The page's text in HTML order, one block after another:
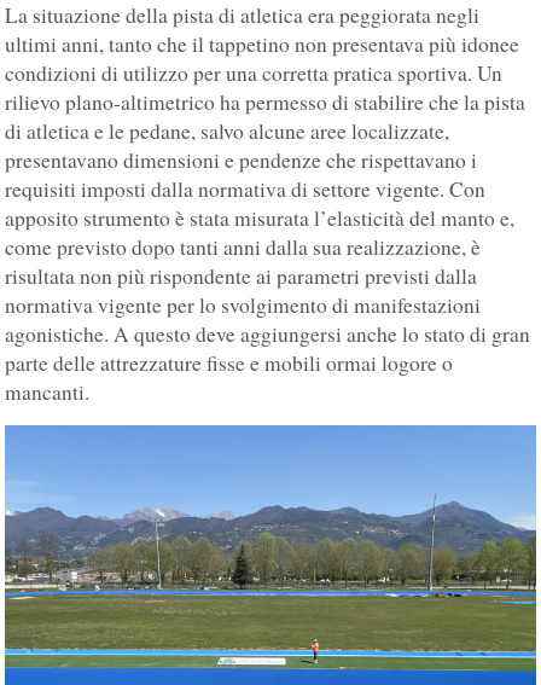
La situazione della pista di atletica era peggiorata negli
ultimi anni, tanto che il tappetino non presentava più idonee
condizioni di utilizzo per una corretta pratica sportiva. Un
rilievo plano-altimetrico ha permesso di stabilire che la pista
di atletica e le pedane, salvo alcune aree localizzate,
presentavano dimensioni e pendenze che rispettavano i
requisiti imposti dalla normativa di settore vigente. Con
apposito strumento è stata misurata l’elasticità del manto e,
come previsto dopo tanti anni dalla sua realizzazione, è
risultata non più rispondente ai parametri previsti dalla
normativa vigente per lo svolgimento di manifestazioni
agonistiche. A questo deve aggiungersi anche lo stato di gran
parte delle attrezzature fisse e mobili ormai logore o
mancanti.